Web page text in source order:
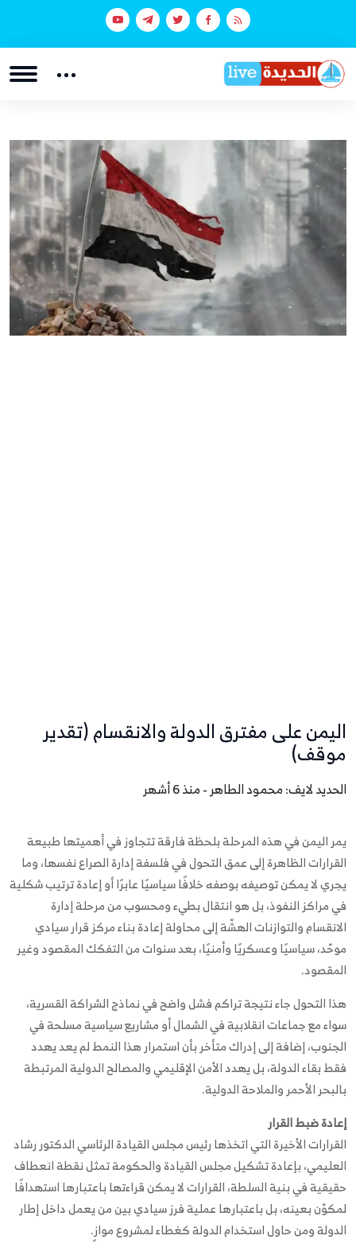
اليمن على مفترق الدولة والانقسام (تقدير
موقف)
الحديد لايف: محمود الطاهر - منذ 6 أشهر
يمر اليمن في هذه المرحلة بلحظة فارقة تتجاوز في أهميتها طبيعة
القرارات الظاهرة إلى عمق التحول في فلسفة إدارة الصراع نفسها، وما
يجري لا يمكن توصيفه بوصفه خلافًا سياسيًا عابرًا أو إعادة ترتيب شكلية
في مراكز النفوذ، بل هو انتقال بطيء ومحسوب من مرحلة إدارة
الانقسام والتوازنات الهشّة إلى محاولة إعادة بناء مركز قرار سيادي
موحّد، سياسيًا وعسكريًا وأمنيًا، بعد سنوات من التفكك المقصود وغير
المقصود.
هذا التحول جاء نتيجة تراكم فشل واضح في نماذج الشراكة القسرية،
سواء مع جماعات انقلابية في الشمال أو مشاريع سياسية مسلحة في
الجنوب، إضافة إلى إدراك متأخر بأن استمرار هذا النمط لم يعد يهدد
فقط بقاء الدولة، بل يهدد الأمن الإقليمي والمصالح الدولية المرتبطة
بالبحر الأحمر والملاحة الدولية.
إعادة ضبط القرار
القرارات الأخيرة التي اتخذها رئيس مجلس القيادة الرئاسي الدكتور رشاد
العليمي، بإعادة تشكيل مجلس القيادة والحكومة تمثل نقطة انعطاف
حقيقية في بنية السلطة، القرارات لا يمكن قراءتها باعتبارها استهدافًا
لمكوّن بعينه، بل باعتبارها عملية فرز سيادي بين من يعمل داخل إطار
الدولة ومن حاول استخدام الدولة كغطاء لمشروع موازٍ.